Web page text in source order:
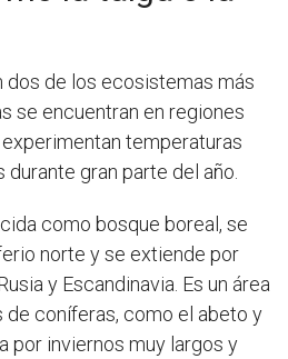
dos de los ecosistemas más
se encuentran en regiones
temperaturas
gran parte del año.
como bosque boreal, se
norte y se extiende por
y Escandinavia. Es un área
de coníferas, como el abeto y
por inviernos muy largos y